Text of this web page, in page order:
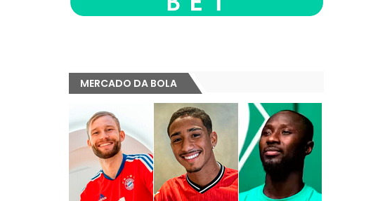
MERCADO DA BOLA